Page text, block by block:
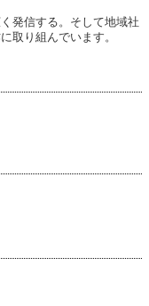
発信する。そして地域社
取り組んでいます。